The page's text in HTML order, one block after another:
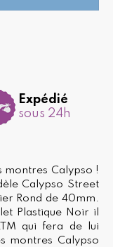
Expédié
sous 24h
montres Calypso !
Calypso Street
Rond de 40mm.
Plastique Noir il
qui fera de lui
montres Calypso